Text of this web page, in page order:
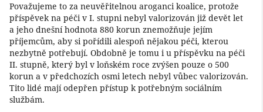
Považujeme to za neuvěřitelnou aroganci koalice, protože
příspěvek na péči v I. stupni nebyl valorizován již devět let
a jeho dnešní hodnota 880 korun znemožňuje jejím
příjemcům, aby si pořídili alespoň nějakou péči, kterou
nezbytně potřebují. Obdobně je tomu i u příspěvku na péči
II. stupně, který byl v loňském roce zvýšen pouze o 500
korun a v předchozích osmi letech nebyl vůbec valorizován.
Tito lidé mají odepřen přístup k potřebným sociálním
službám.